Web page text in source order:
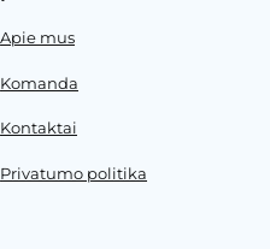
Apie mus
Komanda
Kontaktai
Privatumo politika